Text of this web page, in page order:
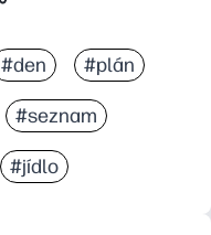
#den #plán
#seznam
#jídlo